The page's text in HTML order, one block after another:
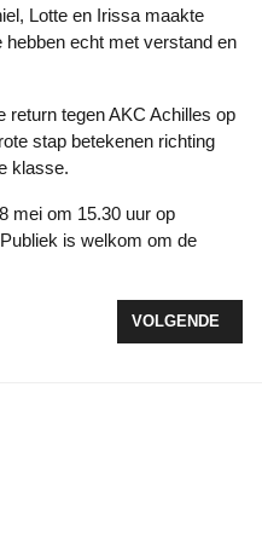
Lotte en Irissa maakte
echt met verstand en
stap betekenen richting
klasse.
is welkom om de
JONGEREN ORGANISEREN
VOLGENDE
VOLGENDE